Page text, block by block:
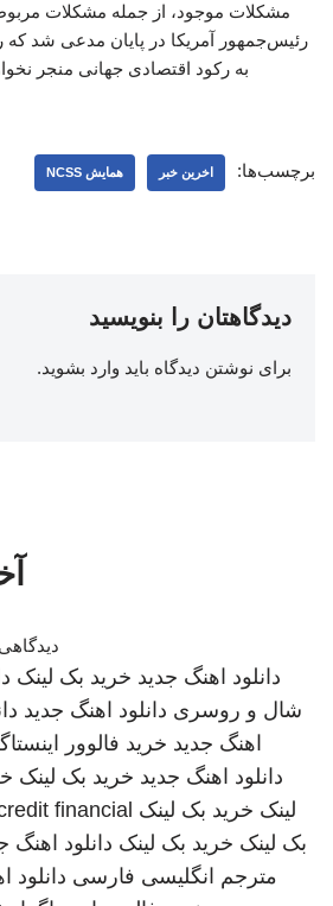
مشکلات موجود، از جمله مشکلات
رئیس‌جمهور آمریکا در پایان مدعی شد که
به رکود اقتصادی جهانی منجر نخواهد
برچسب‌ها: اخرین خبر همایش NCSS
دیدگاهتان را بنویسید
برای نوشتن دیدگاه باید وارد بشوید.
دانلود اهنگ جدید خرید بک لینک
شال و روسری دانلود اهنگ جدید
اهنگ جدید خرید فالوور
دانلود اهنگ جدید خرید بک لینک
لینک خرید بک لینک financial
بک لینک خرید بک لینک دانلود اهنگ
مترجم انگلیسی فارسی دانلود